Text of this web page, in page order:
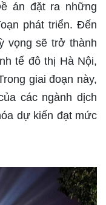
án đặt ra những
phát triển. Đến
vọng sẽ trở thành
tế đô thị Hà Nội,
giai đoạn này,
các ngành dịch
dự kiến đạt mức